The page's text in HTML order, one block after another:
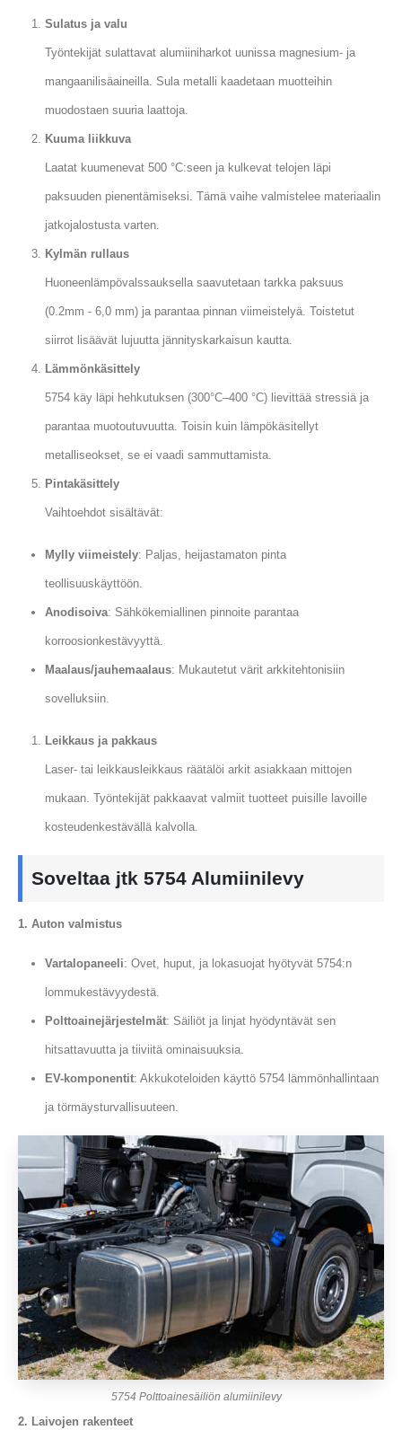
Sulatus ja valu
Työntekijät sulattavat alumiiniharkot uunissa magnesium- ja
mangaanilisäaineilla. Sula metalli kaadetaan muotteihin
muodostaen suuria laattoja.
Kuuma liikkuva
Laatat kuumenevat 500 °C:seen ja kulkevat telojen läpi
paksuuden pienentämiseksi. Tämä vaihe valmistelee materiaalin
jatkojalostusta varten.
Kylmän rullaus
Huoneenlämpövalssauksella saavutetaan tarkka paksuus
(0.2mm - 6,0 mm) ja parantaa pinnan viimeistelyä. Toistetut
siirrot lisäävät lujuutta jännityskarkaisun kautta.
Lämmönkäsittely
5754 käy läpi hehkutuksen (300°C–400 °C) lievittää stressiä ja
parantaa muotoutuvuutta. Toisin kuin lämpökäsitellyt
metalliseokset, se ei vaadi sammuttamista.
Pintakäsittely
Vaihtoehdot sisältävät:
Mylly viimeistely: Paljas, heijastamaton pinta
teollisuuskäyttöön.
Anodisoiva: Sähkökemiallinen pinnoite parantaa
korroosionkestävyyttä.
Maalaus/jauhemaalaus: Mukautetut värit arkkitehtonisiin
sovelluksiin.
Leikkaus ja pakkaus
Laser- tai leikkausleikkaus räätälöi arkit asiakkaan mittojen
mukaan. Työntekijät pakkaavat valmiit tuotteet puisille lavoille
kosteudenkestävällä kalvolla.
Soveltaa jtk 5754 Alumiinilevy
1. Auton valmistus
Vartalopaneeli: Ovet, huput, ja lokasuojat hyötyvät 5754:n
lommukestävyydestä.
Polttoainejärjestelmät: Säiliöt ja linjat hyödyntävät sen
hitsattavuutta ja tiiviitä ominaisuuksia.
EV-komponentit: Akkukoteloiden käyttö 5754 lämmönhallintaan
ja törmäysturvallisuuteen.
5754 Polttoainesäiliön alumiinilevy
2. Laivojen rakenteet